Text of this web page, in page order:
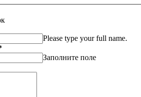
Please type your full name.
Заполните поле